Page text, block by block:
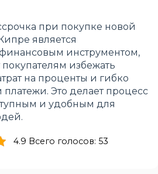
при покупке новой
является
инструментом,
избежать
на проценты и гибко
Это делает процесс
и удобным для
4.9 Всего голосов: 53